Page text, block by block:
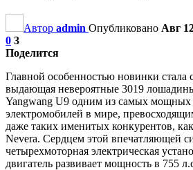
Автор admin Опубликовано Авг
0 3
Поделится
Главной особенностью новинки стала
выдающая невероятные 3019
Yangwang U9 одним из самых
электромобилей в мире,
даже таких именитых конкурентов,
Nevera. Сердцем этой впечатляющей
четырехмоторная электрическая
двигатель развивает мощность в 755